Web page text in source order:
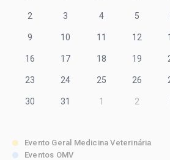
2 3 4 5
9 10 11 12
16 17 18 19
23 24 25 26
30 31 1 2
Evento Geral Medicina Veterinária
Eventos OMV